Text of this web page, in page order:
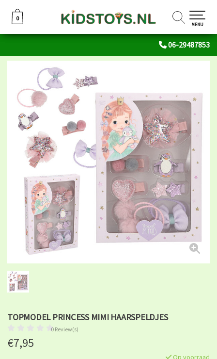
06-29487853
0
0
MENU
TOPMODEL PRINCESS MIMI HAARSPELDJES
0 Review(s)
€7,95
Op voorraad